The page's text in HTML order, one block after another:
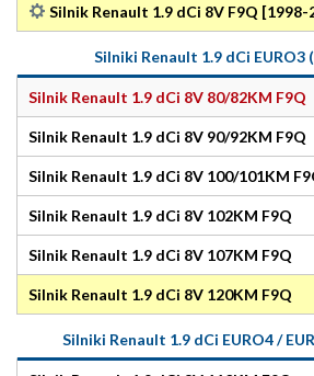
Silnik Renault 1.9 dCi 8V F9Q [1998-
Silniki Renault 1.9 dCi EURO3
Silnik Renault 1.9 dCi 8V 80/82KM F9Q
Silnik Renault 1.9 dCi 8V 90/92KM F9Q
Silnik Renault 1.9 dCi 8V 100/101KM
Silnik Renault 1.9 dCi 8V 102KM F9Q
Silnik Renault 1.9 dCi 8V 107KM F9Q
Silnik Renault 1.9 dCi 8V 120KM F9Q
Silniki Renault 1.9 dCi EURO4 /